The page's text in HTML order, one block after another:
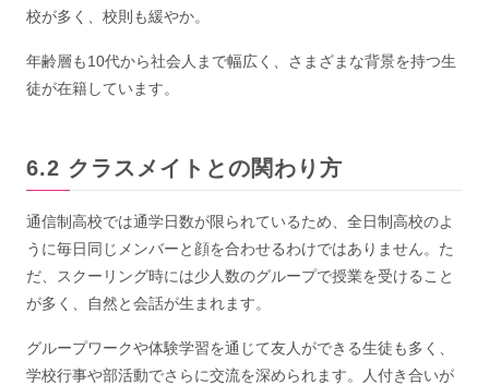
校が多く、校則も緩やか。
年齢層も10代から社会人まで幅広く、さまざまな背景を持つ生
徒が在籍しています。
クラスメイトとの関わり方
通信制高校では通学日数が限られているため、全日制高校のよ
うに毎日同じメンバーと顔を合わせるわけではありません。た
だ、スクーリング時には少人数のグループで授業を受けること
が多く、自然と会話が生まれます。
グループワークや体験学習を通じて友人ができる生徒も多く、
学校行事や部活動でさらに交流を深められます。人付き合いが